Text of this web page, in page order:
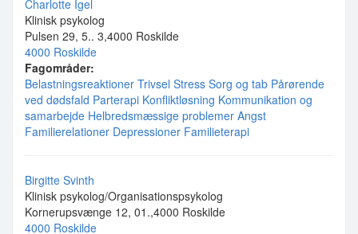
Charlotte Igel
Klinisk psykolog
Pulsen 29, 5.. 3,4000 Roskilde
4000 Roskilde
Fagområder:
Belastningsreaktioner Trivsel Stress Sorg og tab Pårørende
ved dødsfald Parterapi Konfliktløsning Kommunikation og
samarbejde Helbredsmæssige problemer Angst
Familierelationer Depressioner Familieterapi
Birgitte Svinth
Klinisk psykolog/Organisationspsykolog
Kornerupsvænge 12, 01.,4000 Roskilde
4000 Roskilde